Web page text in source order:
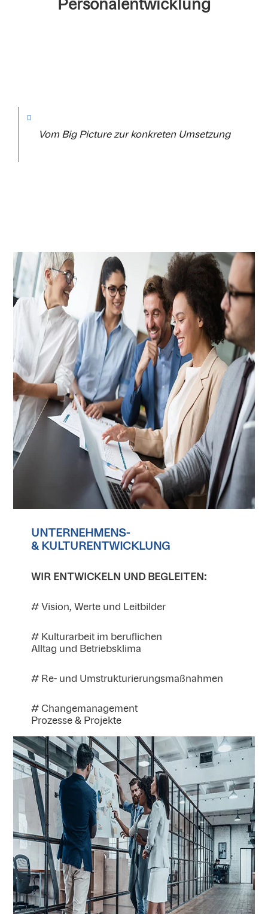
Personalentwicklung
Vom Big Picture zur konkreten Umsetzung
UNTERNEHMENS-
& KULTURENTWICKLUNG
WIR ENTWICKELN UND BEGLEITEN:
# Vision, Werte und Leitbilder
# Kulturarbeit im beruflichen
Alltag und Betriebsklima
# Re- und Umstrukturierungsmaßnahmen
# Changemanagement
Prozesse & Projekte